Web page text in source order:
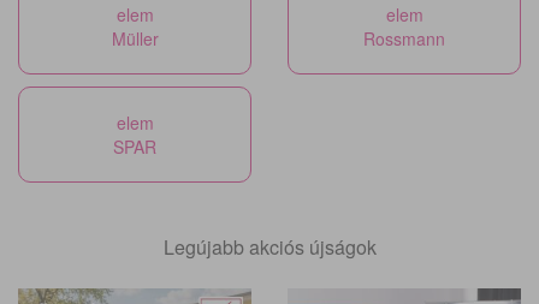
elem
Müller
elem
Rossmann
elem
SPAR
Legújabb akciós újságok